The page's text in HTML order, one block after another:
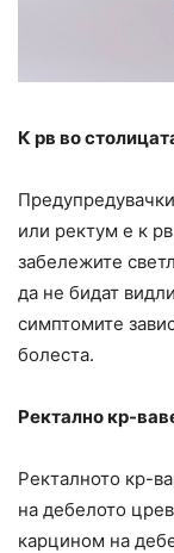
К рв во
или ректум е к
забележите
да не бидат
симптомите
болеста.
Ректално кр-
Ректалното кр-
на дебелото
карцином на